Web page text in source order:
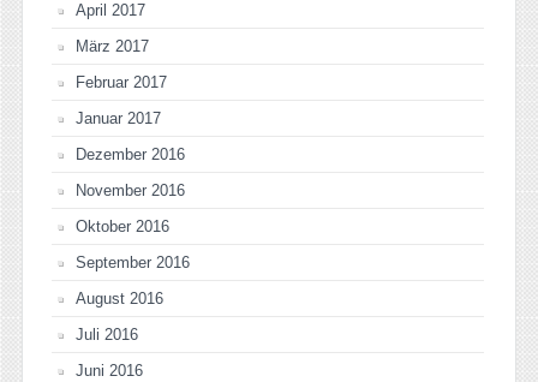
April 2017
März 2017
Februar 2017
Januar 2017
Dezember 2016
November 2016
Oktober 2016
September 2016
August 2016
Juli 2016
Juni 2016